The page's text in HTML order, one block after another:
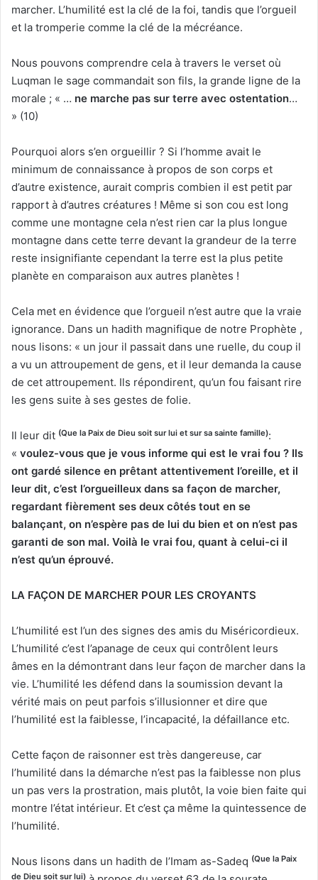
marcher. L’humilité est la clé de la foi, tandis que l’orgueil
et la tromperie comme la clé de la mécréance.
Nous pouvons comprendre cela à travers le verset où
Luqman le sage commandait son fils, la grande ligne de la
morale ; « … ne marche pas sur terre avec ostentation…
» (10)
Pourquoi alors s’en orgueillir ? Si l’homme avait le
minimum de connaissance à propos de son corps et
d’autre existence, aurait compris combien il est petit par
rapport à d’autres créatures ! Même si son cou est long
comme une montagne cela n’est rien car la plus longue
montagne dans cette terre devant la grandeur de la terre
reste insignifiante cependant la terre est la plus petite
planète en comparaison aux autres planètes !
Cela met en évidence que l’orgueil n’est autre que la vraie
ignorance. Dans un hadith magnifique de notre Prophète ,
nous lisons: « un jour il passait dans une ruelle, du coup il
a vu un attroupement de gens, et il leur demanda la cause
de cet attroupement. Ils répondirent, qu’un fou faisant rire
les gens suite à ses gestes de folie.
Il leur dit (Que la Paix de Dieu soit sur lui et sur sa sainte famille):
« voulez-vous que je vous informe qui est le vrai fou ? Ils
ont gardé silence en prêtant attentivement l’oreille, et il
leur dit, c’est l’orgueilleux dans sa façon de marcher,
regardant fièrement ses deux côtés tout en se
balançant, on n’espère pas de lui du bien et on n’est pas
garanti de son mal. Voilà le vrai fou, quant à celui-ci il
n’est qu’un éprouvé.
LA FAÇON DE MARCHER POUR LES CROYANTS
L’humilité est l’un des signes des amis du Miséricordieux.
L’humilité c’est l’apanage de ceux qui contrôlent leurs
âmes en la démontrant dans leur façon de marcher dans la
vie. L’humilité les défend dans la soumission devant la
vérité mais on peut parfois s’illusionner et dire que
l’humilité est la faiblesse, l’incapacité, la défaillance etc.
Cette façon de raisonner est très dangereuse, car
l’humilité dans la démarche n’est pas la faiblesse non plus
un pas vers la prostration, mais plutôt, la voie bien faite qui
montre l’état intérieur. Et c’est ça même la quintessence de
l’humilité.
Nous lisons dans un hadith de l’Imam as-Sadeq (Que la Paix
de Dieu soit sur lui)